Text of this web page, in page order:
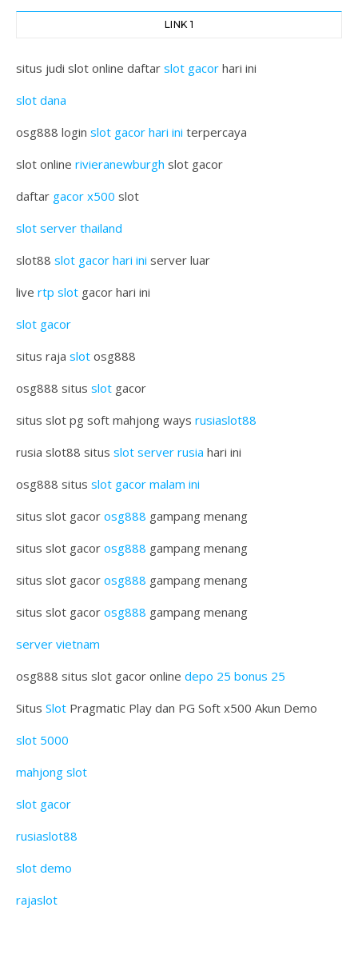
LINK 1
situs judi slot online daftar slot gacor hari ini
slot dana
osg888 login slot gacor hari ini terpercaya
slot online rivieranewburgh slot gacor
daftar gacor x500 slot
slot server thailand
slot88 slot gacor hari ini server luar
live rtp slot gacor hari ini
slot gacor
situs raja slot osg888
osg888 situs slot gacor
situs slot pg soft mahjong ways rusiaslot88
rusia slot88 situs slot server rusia hari ini
osg888 situs slot gacor malam ini
situs slot gacor osg888 gampang menang
situs slot gacor osg888 gampang menang
situs slot gacor osg888 gampang menang
situs slot gacor osg888 gampang menang
server vietnam
osg888 situs slot gacor online depo 25 bonus 25
Situs Slot Pragmatic Play dan PG Soft x500 Akun Demo
slot 5000
mahjong slot
slot gacor
rusiaslot88
slot demo
rajaslot